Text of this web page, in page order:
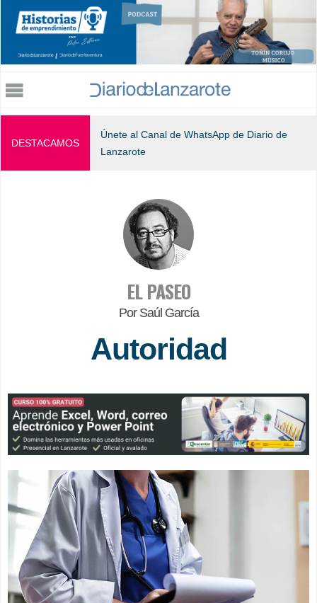
Jump to navigation
DESTACAMOS
Únete al Canal de WhatsApp de Diario de
Lanzarote
EL PASEO
Por Saúl García
Autoridad